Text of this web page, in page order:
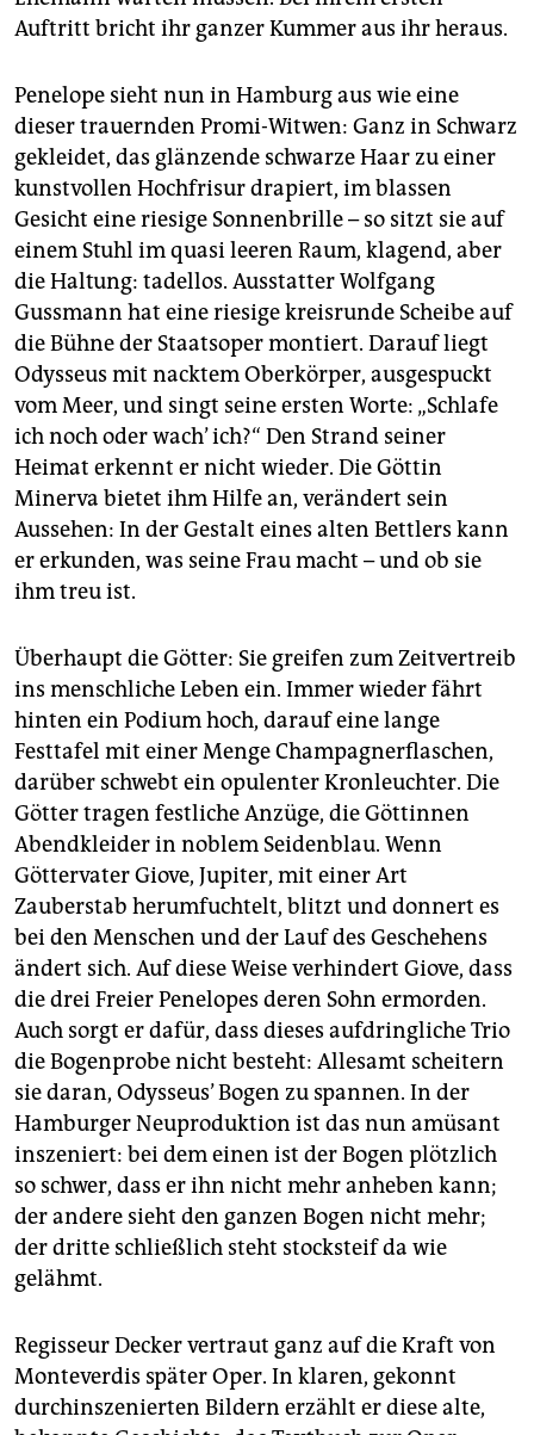
Auftritt bricht ihr ganzer Kummer aus ihr heraus.
Penelope sieht nun in Hamburg aus wie eine
dieser trauernden Promi-Witwen: Ganz in Schwarz
gekleidet, das glänzende schwarze Haar zu einer
kunstvollen Hochfrisur drapiert, im blassen
Gesicht eine riesige Sonnenbrille – so sitzt sie auf
einem Stuhl im quasi leeren Raum, klagend, aber
die Haltung: tadellos. Ausstatter Wolfgang
Gussmann hat eine riesige kreisrunde Scheibe auf
die Bühne der Staatsoper montiert. Darauf liegt
Odysseus mit nacktem Oberkörper, ausgespuckt
vom Meer, und singt seine ersten Worte: „Schlafe
ich noch oder wach’ ich?“ Den Strand seiner
Heimat erkennt er nicht wieder. Die Göttin
Minerva bietet ihm Hilfe an, verändert sein
Aussehen: In der Gestalt eines alten Bettlers kann
er erkunden, was seine Frau macht – und ob sie
ihm treu ist.
Überhaupt die Götter: Sie greifen zum Zeitvertreib
ins menschliche Leben ein. Immer wieder fährt
hinten ein Podium hoch, darauf eine lange
Festtafel mit einer Menge Champagnerflaschen,
darüber schwebt ein opulenter Kronleuchter. Die
Götter tragen festliche Anzüge, die Göttinnen
Abendkleider in noblem Seidenblau. Wenn
Göttervater Giove, Jupiter, mit einer Art
Zauberstab herumfuchtelt, blitzt und donnert es
bei den Menschen und der Lauf des Geschehens
ändert sich. Auf diese Weise verhindert Giove, dass
die drei Freier Penelopes deren Sohn ermorden.
Auch sorgt er dafür, dass dieses aufdringliche Trio
die Bogenprobe nicht besteht: Allesamt scheitern
sie daran, Odysseus’ Bogen zu spannen. In der
Hamburger Neuproduktion ist das nun amüsant
inszeniert: bei dem einen ist der Bogen plötzlich
so schwer, dass er ihn nicht mehr anheben kann;
der andere sieht den ganzen Bogen nicht mehr;
der dritte schließlich steht stocksteif da wie
gelähmt.
Regisseur Decker vertraut ganz auf die Kraft von
Monteverdis später Oper. In klaren, gekonnt
durchinszenierten Bildern erzählt er diese alte,